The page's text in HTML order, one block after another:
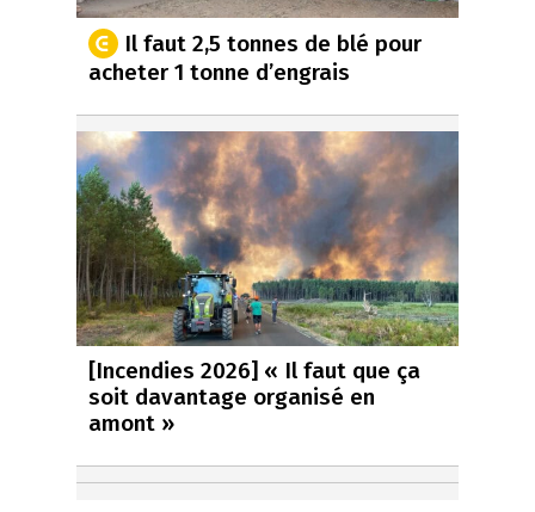
Il faut 2,5 tonnes de blé pour
acheter 1 tonne d’engrais
[Incendies 2026] « Il faut que ça
soit davantage organisé en
amont »